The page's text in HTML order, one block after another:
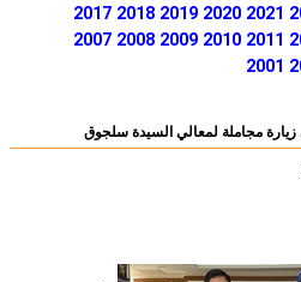
2020
2019
2018
2017
2010
2009
2008
2007
مجاملة لمعالي السيدة سلجوق